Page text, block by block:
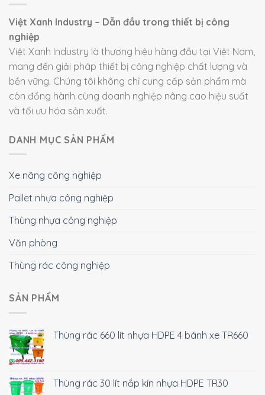
Việt Xanh Industry – Dẫn đầu trong thiết bị công
nghiệp
Việt Xanh Industry là thương hiệu hàng đầu tại Việt Nam,
mang đến giải pháp thiết bị công nghiệp chất lượng và
bền vững. Chúng tôi không chỉ cung cấp sản phẩm mà
còn đồng hành cùng doanh nghiệp nâng cao hiệu suất
và tối ưu hóa sản xuất.
DANH MỤC SẢN PHẨM
Xe nâng công nghiệp
Pallet nhựa công nghiệp
Thùng nhựa công nghiệp
Văn phòng
Thùng rác công nghiệp
SẢN PHẨM
Thùng rác 660 lít nhựa HDPE 4 bánh xe TR660
Thùng rác 30 lít nắp kín nhựa HDPE TR30